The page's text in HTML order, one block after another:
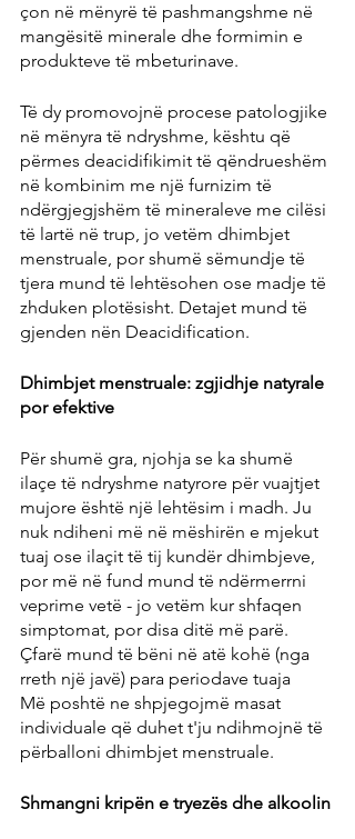
çon në mënyrë të pashmangshme në
mangësitë minerale dhe formimin e
produkteve të mbeturinave.
Të dy promovojnë procese patologjike
në mënyra të ndryshme, kështu që
përmes deacidifikimit të qëndrueshëm
në kombinim me një furnizim të
ndërgjegjshëm të mineraleve me cilësi
të lartë në trup, jo vetëm dhimbjet
menstruale, por shumë sëmundje të
tjera mund të lehtësohen ose madje të
zhduken plotësisht. Detajet mund të
gjenden nën Deacidification.
Dhimbjet menstruale: zgjidhje natyrale
por efektive
Për shumë gra, njohja se ka shumë
ilaçe të ndryshme natyrore për vuajtjet
mujore është një lehtësim i madh. Ju
nuk ndiheni më në mëshirën e mjekut
tuaj ose ilaçit të tij kundër dhimbjeve,
por më në fund mund të ndërmerrni
veprime vetë - jo vetëm kur shfaqen
simptomat, por disa ditë më parë.
Çfarë mund të bëni në atë kohë (nga
rreth një javë) para periodave tuaja
Më poshtë ne shpjegojmë masat
individuale që duhet t'ju ndihmojnë të
përballoni dhimbjet menstruale.
Shmangni kripën e tryezës dhe alkoolin